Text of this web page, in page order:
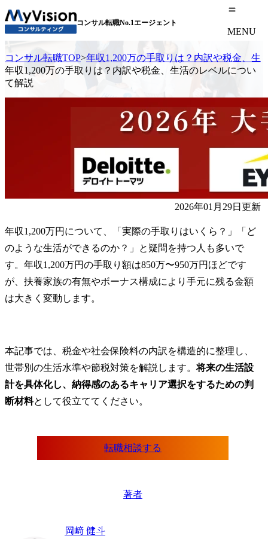
コンサル転職No.1エージェント
MENU
コンサル転職TOP>年収1,200万の手取りは？内訳や税金、生
年収1,200万の手取りは？内訳や税金、生活のレベルについ
て解説
2026年01月29日更新
年収1,200万円について、「実際の手取りはいくら？」「ど
のような生活ができるのか？」と疑問を持つ人も多いで
す。年収1,200万円の手取り額は850万〜950万円ほどです
が、扶養家族の有無やボーナス構成により手元に残る金額
は大きく変動します。
本記事では、税金や社会保険料の内訳を構造的に整理し、
世帯別の生活水準や節税対策を解説します。将来の生活設
計を具体化し、納得感のあるキャリア選択をするための判
断材料として役立ててください。
転職相談する
著者
岡﨑 健斗